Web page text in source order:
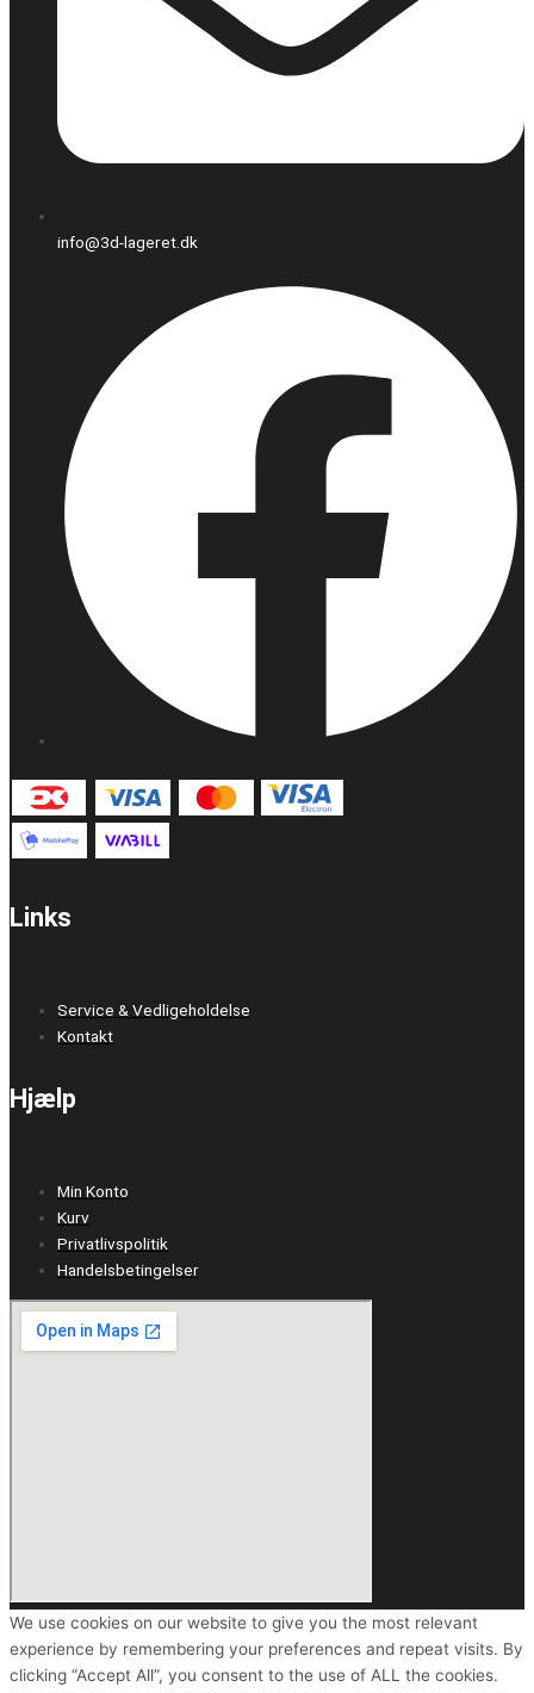
info@3d-lageret.dk
Links
Service & Vedligeholdelse
Kontakt
Hjælp
Min Konto
Kurv
Privatlivspolitik
Handelsbetingelser
We use cookies on our website to give you the most relevant
experience by remembering your preferences and repeat visits. By
clicking “Accept All”, you consent to the use of ALL the cookies.